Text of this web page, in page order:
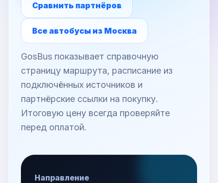
Сравнить партнёров
Все автобусы из Москва
GosBus показывает справочную
страницу маршрута, расписание из
подключённых источников и
партнёрские ссылки на покупку.
Итоговую цену всегда проверяйте
перед оплатой.
Направление